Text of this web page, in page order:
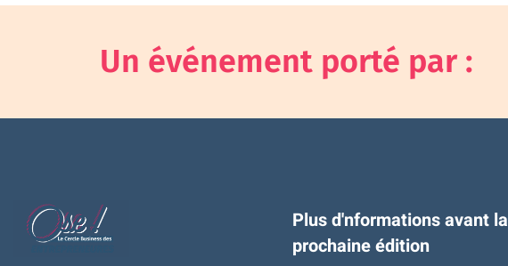
Un événement porté par :
Plus d'nformations avant la
prochaine édition